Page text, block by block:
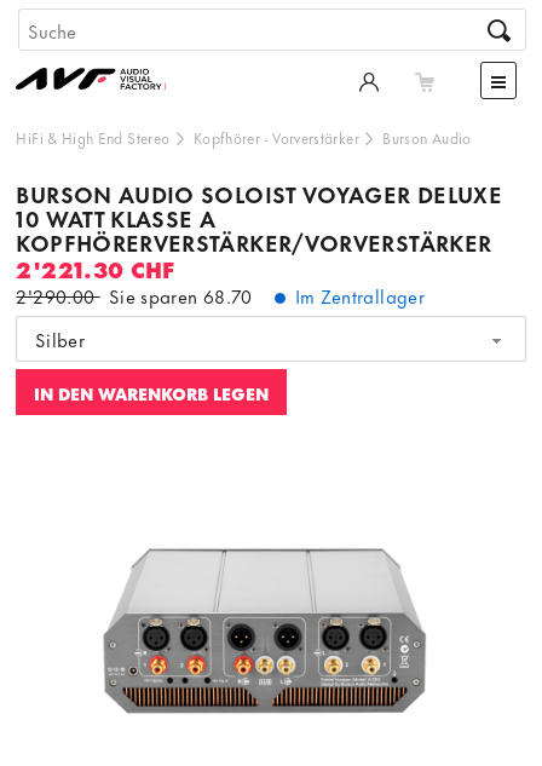
HiFi & High End Stereo Kopfhörer-Vorverstärker Burson Audio
BURSON AUDIO SOLOIST VOYAGER DELUXE
10 WATT KLASSE A
KOPFHÖRERVERSTÄRKER/VORVERSTÄRKER
2'221.30 CHF
2'290.00 Sie sparen 68.70
Im Zentrallager
Silber
IN DEN WARENKORB LEGEN